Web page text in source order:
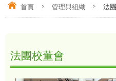
首頁 > 管理與組織 > 法
法團校董會